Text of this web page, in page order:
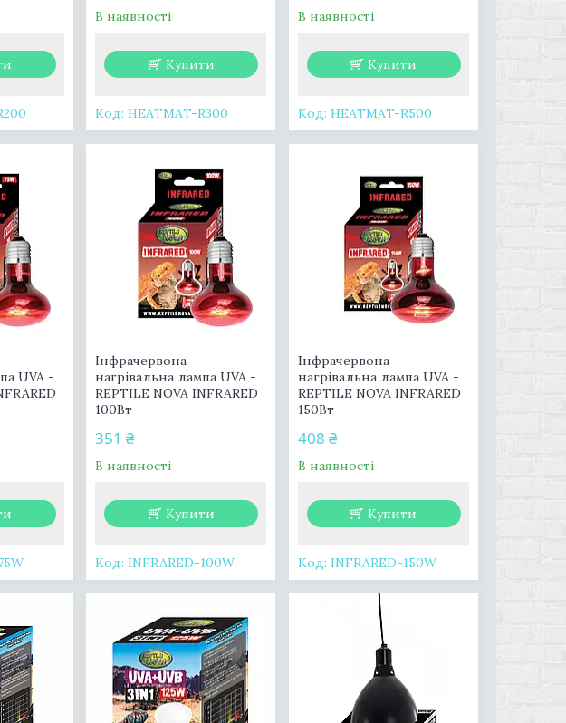
В наявності
Купити
HEATMAT-R300
В наявності
Купити
HEATMAT-R500
UVA -
Інфрачервона
нагрівальна лампа UVA -
REPTILE NOVA INFRARED
100Вт
351 ₴
В наявності
Купити
INFRARED-100W
Інфрачервона
нагрівальна лампа UVA -
REPTILE NOVA INFRARED
150Вт
408 ₴
В наявності
Купити
INFRARED-150W